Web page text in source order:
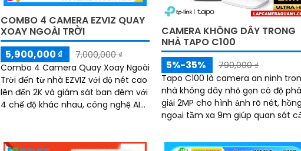
COMBO 4 CAMERA EZVIZ QUAY
XOAY NGOÀI TRỜI
5,900,000 ₫
7,000,000 ₫
Combo 4 Camera Quay Xoay Ngoài
Trời đến từ nhà EZVIZ với độ nét cao
lên đến 2K và giám sát ban đêm với
4 chế độ khác nhau, công nghệ AI
trung bởi đầu ghi hình IP WiFi
CAMERA KHÔNG DÂY TRONG
NHÀ TAPO C100
5%-35%
790,000 ₫
Tapo C100 là camera an ninh
nhà không dây nhỏ gọn có độ
giải 2MP cho hình ảnh rõ nét,
ngoại tầm xa 9m giúp quan sát
thoại hai chiều và phát hiện